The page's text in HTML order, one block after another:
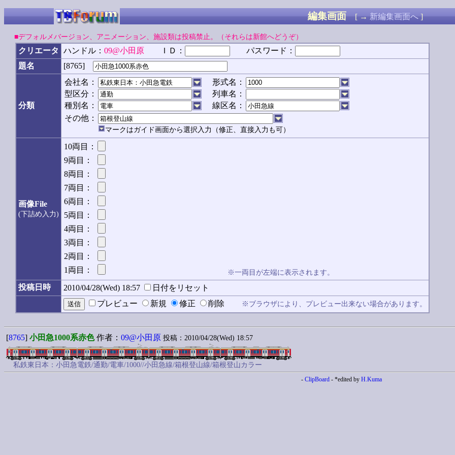
編集画面 [ →新編集画面へ]
■デフォルメバージョン、アニメーション、施設類は投稿禁止。（それらは新館へどうぞ）
クリエータ ハンドル： 09@小田原 ＩＤ：
パスワード：
題名
[8765]
分類
会社名：
型区分：
種別名：
形式名：
列車名：
線区名：
その他：
マークはガイド画面から選択入力（修正、直接入力も可）
画像File
(下詰め入力)
10両目：
9両目：
8両目：
7両目：
6両目：
5両目：
4両目：
3両目：
2両目：
1両目：
※一両目が左端に表示されます。
投稿日時 2010/04/28(Wed) 18:57
日付をリセット
プレビュー
新規 修正 削除 ※ブラウザにより、プレビュー出来ない場合があります。
[8765] 小田急1000系赤色作者： 09@小田原 投稿：2010/04/28(Wed) 18:57
私鉄東日本：小田急電鉄/通勤/電車/1000//小田急線/箱根登山線/箱根登山カラー
- ClipBoard- *edited by H.Kuma